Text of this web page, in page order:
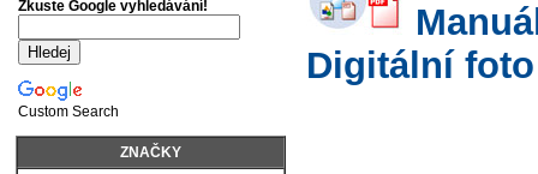
Digitální foto
Zkuste Google vyhledávání!
Custom Search
ZNAČKY